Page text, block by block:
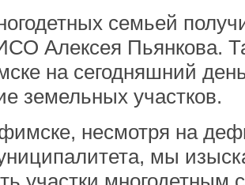
семьей
Алексея Пьянкова.
на сегодняшний
земельных участков.
несмотря на
мы